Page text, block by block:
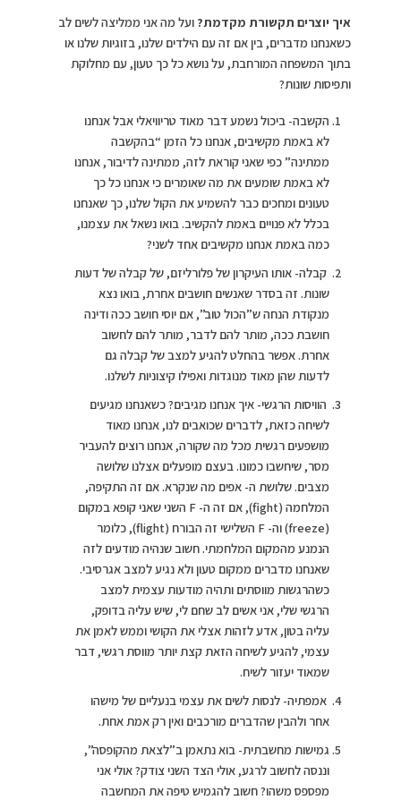
איך יוצרים תקשורת מקדמת? ועל מה אני ממליצה לשים לב
כשאנחנו מדברים, בין אם זה עם הילדים שלנו, בזוגיות שלנו או
בתוך המשפחה המורחבת, על נושא כל כך טעון, עם מחלוקת
ותפיסות שונות?
הקשבה- ביכול נשמע דבר מאוד טריוויאלי אבל אנחנו
לא באמת מקשיבים, אנחנו כל הזמן “בהקשבה
ממתינה” כפי שאני קוראת לזה, ממתינה לדיבור, אנחנו
לא באמת שומעים את מה שאומרים כי אנחנו כל כך
טעונים ומחכים כבר להשמיע את הקול שלנו, כך שאנחנו
בכלל לא פנויים באמת להקשיב. בואו נשאל את עצמנו,
כמה באמת אנחנו מקשיבים אחד לשני?
קבלה- אותו העיקרון של פלורליזם, של קבלה של דעות
שונות. זה בסדר שאנשים חושבים אחרת, בואו נצא
מנקודת הנחה ש”הכול טוב”, אם יוסי חושב ככה ודינה
חושבת ככה, מותר להם לדבר, מותר להם לחשוב
אחרת. אפשר בהחלט להגיע למצב של קבלה גם
לדעות שהן מאוד מנוגדות ואפילו קיצוניות לשלנו.
הוויסות הרגשי- איך אנחנו מגיבים? כשאנחנו מגיעים
לשיחה כזאת, לדברים שכואבים לנו, אנחנו מאוד
מושפעים רגשית מכל מה שקורה, אנחנו רוצים להעביר
מסר, שיחשבו כמונו. בעצם מופעלים אצלנו שלושה
מצבים. שלושת ה- אפים מה שנקרא. אם זה התקיפה,
המלחמה (fight), אם זה ה- F השני שאני קופא במקום
(freeze) וה- F השלישי זה הבורח (flight), כלומר
הנמנע מהמקום המלחמתי. חשוב שנהיה מודעים לזה
שאנחנו מדברים ממקום טעון ולא נגיע למצב אגרסיבי.
כשהרגשות מווסתים ותהיה מודעות עצמית למצב
הרגשי שלי, אני אשים לב שחם לי, שיש עליה בדופק,
עליה בטון, אדע לזהות אצלי את הקושי וממש לאמן את
עצמי, להגיע לשיחה הזאת קצת יותר מווסת רגשי, דבר
שמאוד יעזור לשיח.
אמפתיה- לנסות לשים את עצמי בנעליים של מישהו
אחר ולהבין שהדברים מורכבים ואין רק אמת אחת.
גמישות מחשבתית- בוא נתאמן ב”לצאת מהקופסה”,
וננסה לחשוב לרגע, אולי הצד השני צודק? אולי אני
מפספס משהו? חשוב להגמיש טיפה את המחשבה